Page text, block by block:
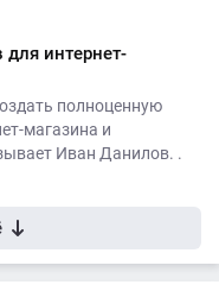
интернет-
полноценную
магазина и
Иван Данилов. .